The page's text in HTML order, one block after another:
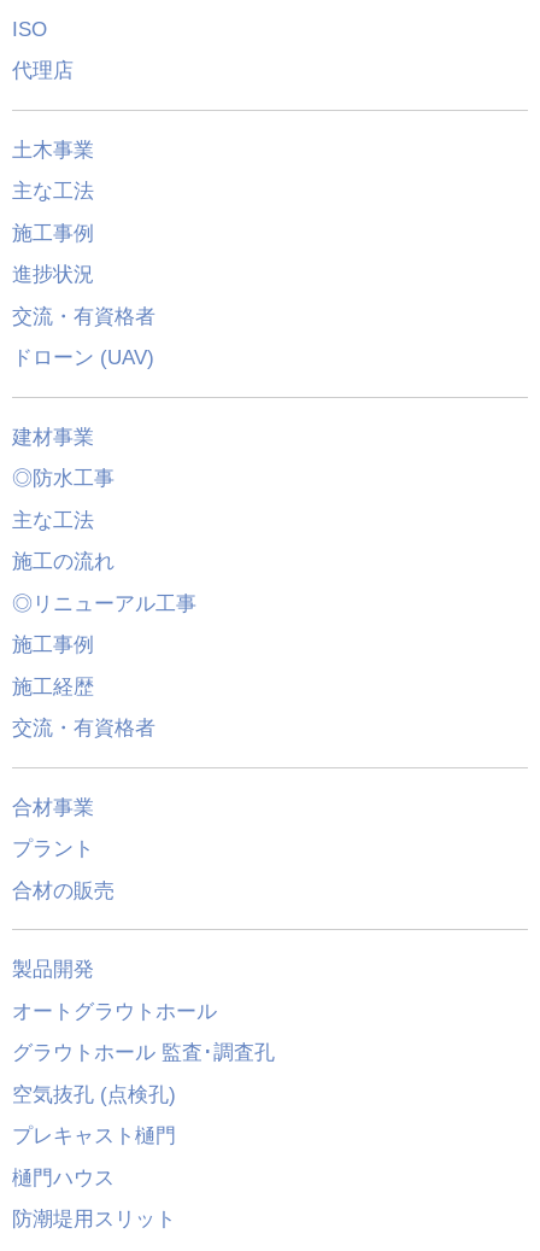
ISO
代理店
土木事業
主な工法
施工事例
進捗状況
交流・有資格者
ドローン (UAV)
建材事業
◎防水工事
主な工法
施工の流れ
◎リニューアル工事
施工事例
施工経歴
交流・有資格者
合材事業
プラント
合材の販売
製品開発
オートグラウトホール
グラウトホール 監査･調査孔
空気抜孔 (点検孔)
プレキャスト樋門
樋門ハウス
防潮堤用スリット